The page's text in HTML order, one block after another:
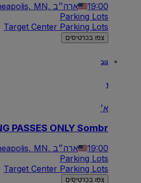
19:00 Minneapolis, MN, ארה״ב
Parking Lots
Target Center Parking Lots
צפו בכרטיסים
נוב
1
א׳
PASSES ONLY Sombr
19:00 Minneapolis, MN, ארה״ב
Parking Lots
Target Center Parking Lots
צפו בכרטיסים